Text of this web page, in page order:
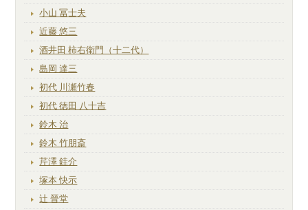
小山 冨士夫
近藤 悠三
酒井田 柿右衛門（十二代）
島岡 達三
初代 川瀬竹春
初代 徳田 八十吉
鈴木 治
鈴木 竹朋斎
芹澤 銈介
塚本 快示
辻 晉堂